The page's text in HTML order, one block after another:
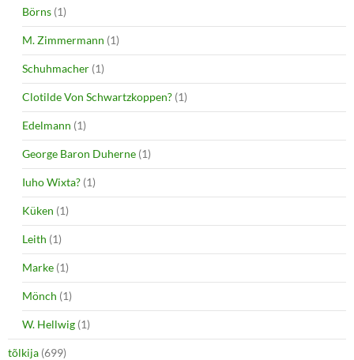
Börns (1)
M. Zimmermann (1)
Schuhmacher (1)
Clotilde Von Schwartzkoppen? (1)
Edelmann (1)
George Baron Duherne (1)
Iuho Wixta? (1)
Küken (1)
Leith (1)
Marke (1)
Mönch (1)
W. Hellwig (1)
tõlkija (699)